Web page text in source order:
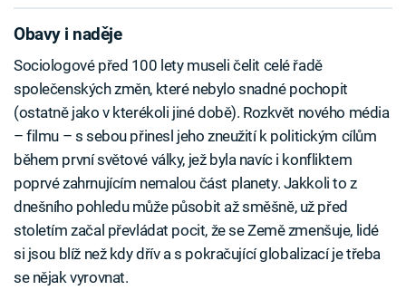
Obavy i naděje
Sociologové před 100 lety museli čelit celé řadě
společenských změn, které nebylo snadné pochopit
(ostatně jako v kterékoli jiné době). Rozkvět nového média
– filmu – s sebou přinesl jeho zneužití k politickým cílům
během první světové války, jež byla navíc i konfliktem
poprvé zahrnujícím nemalou část planety. Jakkoli to z
dnešního pohledu může působit až směšně, už před
stoletím začal převládat pocit, že se Země zmenšuje, lidé
si jsou blíž než kdy dřív a s pokračující globalizací je třeba
se nějak vyrovnat.